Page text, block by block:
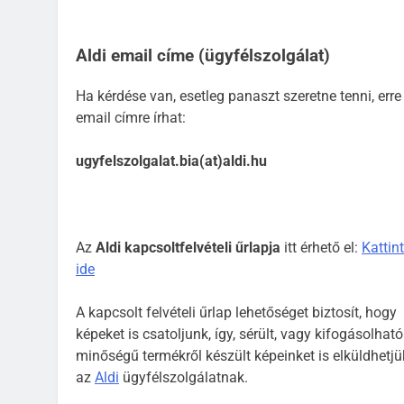
Aldi email címe (ügyfélszolgálat)
Ha kérdése van, esetleg panaszt szeretne tenni,
email címre írhat:
ugyfelszolgalat.bia(at)aldi.hu
Az Aldi kapcsoltfelvételi űrlapja itt érhető el:
ide
A kapcsolt felvételi űrlap lehetőséget biztosít, hogy
képeket is csatoljunk, így, sérült, vagy kifogásolható
minőségű termékről készült képeinket is
az Aldi ügyfélszolgálatnak.